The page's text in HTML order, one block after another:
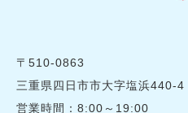
〒510-0863
三重県四日市市大字塩浜440-4
営業時間：8:00～19:00